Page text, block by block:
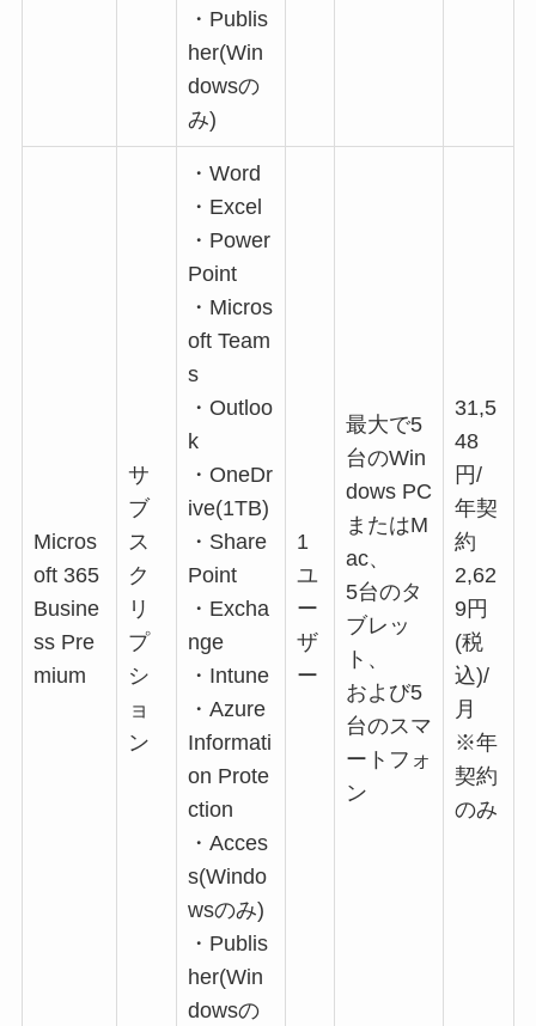
・Publis
her(Win
dowsの
み)
Micros
oft 365
Busine
ss Pre
mium
サ
ブ
ス
ク
リ
プ
シ
ョ
ン
・Word
・Excel
・Power
Point
・Micros
oft Team
s
・Outloo
k
・OneDr
ive(1TB)
・Share
Point
・Excha
nge
・Intune
・Azure
Informati
on Prote
ction
・Acces
s(Windo
wsのみ)
・Publis
her(Win
dowsの
1
ユ
ー
ザ
ー
最大で5
台のWin
dows PC
またはM
ac、
5台のタ
ブレッ
ト、
および5
台のスマ
ートフォ
ン
31,5
48
円/
年契
約
2,62
9円
(税
込)/
月
※年
契約
のみ